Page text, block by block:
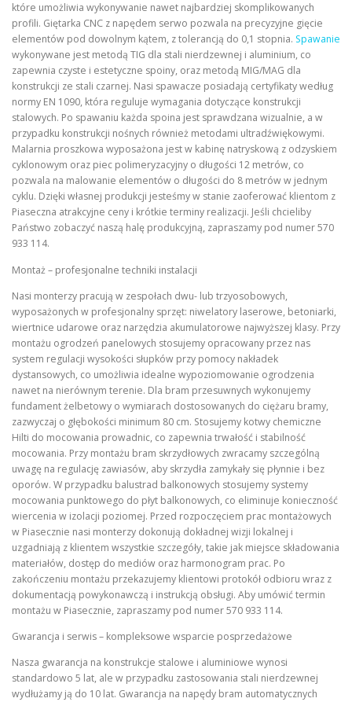
które umożliwia wykonywanie nawet najbardziej skomplikowanych
profili. Giętarka CNC z napędem serwo pozwala na precyzyjne gięcie
elementów pod dowolnym kątem, z tolerancją do 0,1 stopnia. Spawanie
wykonywane jest metodą TIG dla stali nierdzewnej i aluminium, co
zapewnia czyste i estetyczne spoiny, oraz metodą MIG/MAG dla
konstrukcji ze stali czarnej. Nasi spawacze posiadają certyfikaty według
normy EN 1090, która reguluje wymagania dotyczące konstrukcji
stalowych. Po spawaniu każda spoina jest sprawdzana wizualnie, a w
przypadku konstrukcji nośnych również metodami ultradźwiękowymi.
Malarnia proszkowa wyposażona jest w kabinę natryskową z odzyskiem
cyklonowym oraz piec polimeryzacyjny o długości 12 metrów, co
pozwala na malowanie elementów o długości do 8 metrów w jednym
cyklu. Dzięki własnej produkcji jesteśmy w stanie zaoferować klientom z
Piaseczna atrakcyjne ceny i krótkie terminy realizacji. Jeśli chcieliby
Państwo zobaczyć naszą halę produkcyjną, zapraszamy pod numer 570
933 114.
Montaż – profesjonalne techniki instalacji
Nasi monterzy pracują w zespołach dwu- lub trzyosobowych,
wyposażonych w profesjonalny sprzęt: niwelatory laserowe, betoniarki,
wiertnice udarowe oraz narzędzia akumulatorowe najwyższej klasy. Przy
montażu ogrodzeń panelowych stosujemy opracowany przez nas
system regulacji wysokości słupków przy pomocy nakładek
dystansowych, co umożliwia idealne wypoziomowanie ogrodzenia
nawet na nierównym terenie. Dla bram przesuwnych wykonujemy
fundament żelbetowy o wymiarach dostosowanych do ciężaru bramy,
zazwyczaj o głębokości minimum 80 cm. Stosujemy kotwy chemiczne
Hilti do mocowania prowadnic, co zapewnia trwałość i stabilność
mocowania. Przy montażu bram skrzydłowych zwracamy szczególną
uwagę na regulację zawiasów, aby skrzydła zamykały się płynnie i bez
oporów. W przypadku balustrad balkonowych stosujemy systemy
mocowania punktowego do płyt balkonowych, co eliminuje konieczność
wiercenia w izolacji poziomej. Przed rozpoczęciem prac montażowych
w Piasecznie nasi monterzy dokonują dokładnej wizji lokalnej i
uzgadniają z klientem wszystkie szczegóły, takie jak miejsce składowania
materiałów, dostęp do mediów oraz harmonogram prac. Po
zakończeniu montażu przekazujemy klientowi protokół odbioru wraz z
dokumentacją powykonawczą i instrukcją obsługi. Aby umówić termin
montażu w Piasecznie, zapraszamy pod numer 570 933 114.
Gwarancja i serwis – kompleksowe wsparcie posprzedażowe
Nasza gwarancja na konstrukcje stalowe i aluminiowe wynosi
standardowo 5 lat, ale w przypadku zastosowania stali nierdzewnej
wydłużamy ją do 10 lat. Gwarancja na napędy bram automatycznych